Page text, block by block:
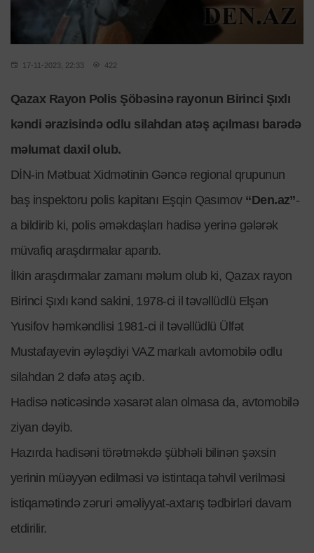
17-11-2023, 22:33 422
Qazax Rayon Polis Şöbəsinə rayonun Birinci Şıxlı
kəndi ərazisində odlu silahdan atəş açılması barədə
məlumat daxil olub.
DİN-in Mətbuat Xidmətinin Gəncə regional qrupunun
baş inspektoru polis kapitanı Eşqin Qasımov “Den.az”-
a bildirib ki, polis əməkdaşları hadisə yerinə gələrək
müvafiq araşdırmalar aparıb.
İlkin araşdırmalar zamanı məlum olub ki, Qazax rayon
Birinci Şıxlı kənd sakini, 1978-ci il təvəllüdlü Elşən
Yusifov həmkəndlisi 1981-ci il təvəllüdlü Ülfət
Mustafayevin əyləşdiyi VAZ markalı avtomobilə odlu
silahdan 2 dəfə atəş açıb.
Hadisə nəticəsində xəsarət alan olmasa da, avtomobilə
ziyan dəyib.
Hazırda hadisəni törətməkdə şübhəli bilinən şəxsin
yerinin müəyyən edilməsi və istintaqa təhvil verilməsi
istiqamətində zəruri əməliyyat-axtarış tədbirləri davam
etdirilir.